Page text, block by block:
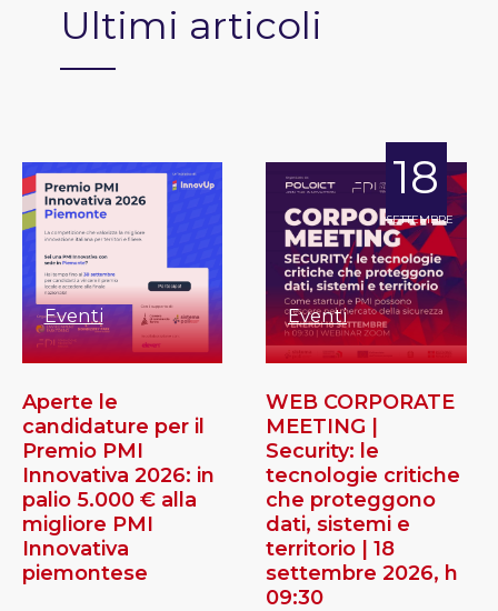
Ultimi articoli
Eventi
Aperte le
candidature per il
Premio PMI
Innovativa 2026: in
palio 5.000 € alla
migliore PMI
Innovativa
piemontese
18
SETTEMBRE
Eventi
WEB CORPORATE
MEETING |
Security: le
tecnologie critiche
che proteggono
dati, sistemi e
territorio | 18
settembre 2026, h
09:30